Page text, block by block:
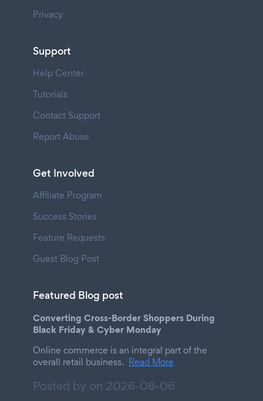
Privacy
Support
Help Center
Tutorials
Contact Support
Report Abuse
Get Involved
Affiliate Program
Success Stories
Feature Requests
Guest Blog Post
Featured Blog post
Converting Cross-Border Shoppers During
Black Friday & Cyber Monday
Online commerce is an integral part of the
overall retail business. Read More
Posted by on 2026-08-06